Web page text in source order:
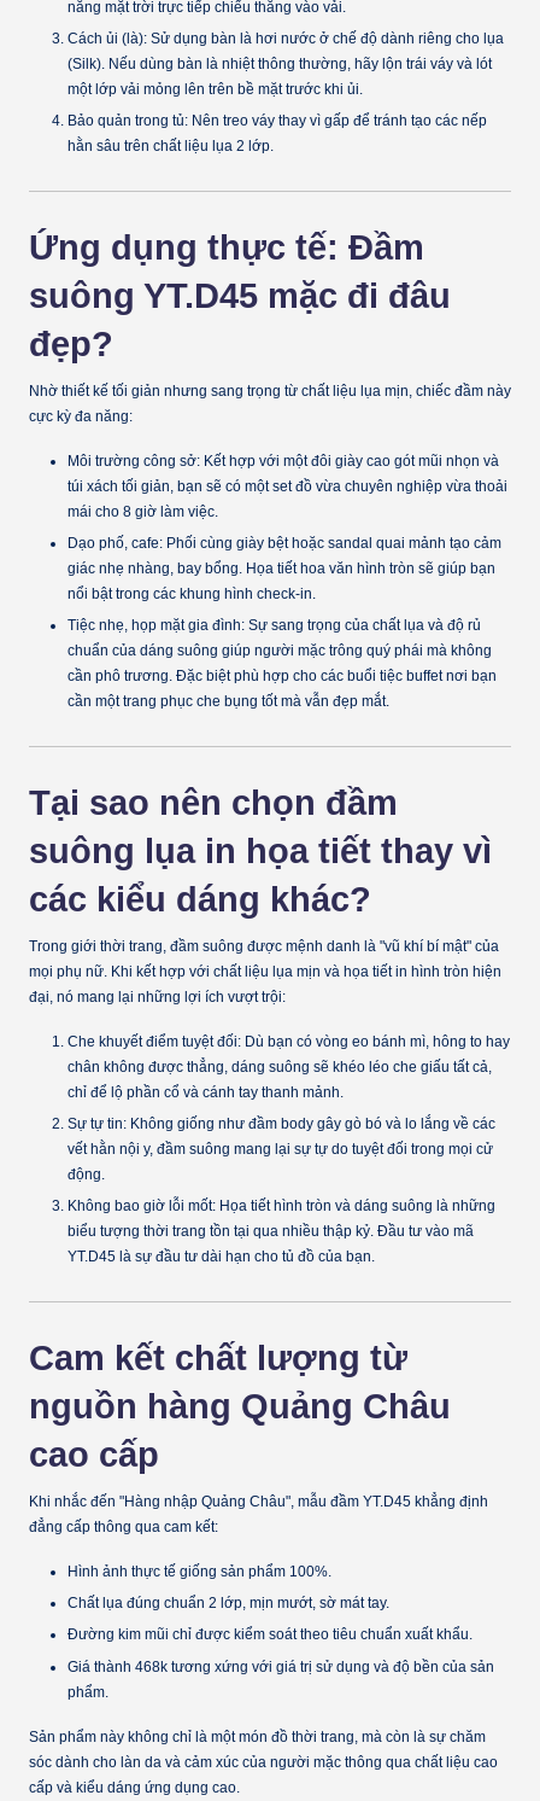
nắng mặt trời trực tiếp chiếu thẳng vào vải.
Cách ủi (là): Sử dụng bàn là hơi nước ở chế độ dành riêng cho lụa
(Silk). Nếu dùng bàn là nhiệt thông thường, hãy lộn trái váy và lót
một lớp vải mỏng lên trên bề mặt trước khi ủi.
Bảo quản trong tủ: Nên treo váy thay vì gấp để tránh tạo các nếp
hằn sâu trên chất liệu lụa 2 lớp.
Ứng dụng thực tế: Đầm
suông YT.D45 mặc đi đâu
đẹp?
Nhờ thiết kế tối giản nhưng sang trọng từ chất liệu lụa mịn, chiếc đầm này
cực kỳ đa năng:
Môi trường công sở: Kết hợp với một đôi giày cao gót mũi nhọn và
túi xách tối giản, bạn sẽ có một set đồ vừa chuyên nghiệp vừa thoải
mái cho 8 giờ làm việc.
Dạo phố, cafe: Phối cùng giày bệt hoặc sandal quai mảnh tạo cảm
giác nhẹ nhàng, bay bổng. Họa tiết hoa văn hình tròn sẽ giúp bạn
nổi bật trong các khung hình check-in.
Tiệc nhẹ, họp mặt gia đình: Sự sang trọng của chất lụa và độ rủ
chuẩn của dáng suông giúp người mặc trông quý phái mà không
cần phô trương. Đặc biệt phù hợp cho các buổi tiệc buffet nơi bạn
cần một trang phục che bụng tốt mà vẫn đẹp mắt.
Tại sao nên chọn đầm
suông lụa in họa tiết thay vì
các kiểu dáng khác?
Trong giới thời trang, đầm suông được mệnh danh là "vũ khí bí mật" của
mọi phụ nữ. Khi kết hợp với chất liệu lụa mịn và họa tiết in hình tròn hiện
đại, nó mang lại những lợi ích vượt trội:
Che khuyết điểm tuyệt đối: Dù bạn có vòng eo bánh mì, hông to hay
chân không được thẳng, dáng suông sẽ khéo léo che giấu tất cả,
chỉ để lộ phần cổ và cánh tay thanh mảnh.
Sự tự tin: Không giống như đầm body gây gò bó và lo lắng về các
vết hằn nội y, đầm suông mang lại sự tự do tuyệt đối trong mọi cử
động.
Không bao giờ lỗi mốt: Họa tiết hình tròn và dáng suông là những
biểu tượng thời trang tồn tại qua nhiều thập kỷ. Đầu tư vào mã
YT.D45 là sự đầu tư dài hạn cho tủ đồ của bạn.
Cam kết chất lượng từ
nguồn hàng Quảng Châu
cao cấp
Khi nhắc đến "Hàng nhập Quảng Châu", mẫu đầm YT.D45 khẳng định
đẳng cấp thông qua cam kết:
Hình ảnh thực tế giống sản phẩm 100%.
Chất lụa đúng chuẩn 2 lớp, mịn mướt, sờ mát tay.
Đường kim mũi chỉ được kiểm soát theo tiêu chuẩn xuất khẩu.
Giá thành 468k tương xứng với giá trị sử dụng và độ bền của sản
phẩm.
Sản phẩm này không chỉ là một món đồ thời trang, mà còn là sự chăm
sóc dành cho làn da và cảm xúc của người mặc thông qua chất liệu cao
cấp và kiểu dáng ứng dụng cao.